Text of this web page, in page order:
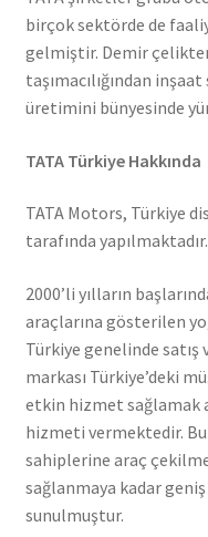
birçok sektörde de
gelmiştir. Demir
taşımacılığından
üretimini bünyesinde
TATA Türkiye Hakkında
TATA Motors, Türkiye
tarafında yapılmaktadır.
2000’li yılların
araçlarına gösterilen
Türkiye genelinde satış
markası Türkiye’deki
etkin hizmet sağlamak
hizmeti vermektedir.
sahiplerine araç
sağlanmaya kadar
sunulmuştur.